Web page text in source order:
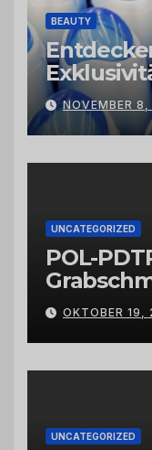
BEAUTY
NOVEMBER
UNCATEGORIZED
POL-
OKTOBER 19,
UNCATEGORIZED